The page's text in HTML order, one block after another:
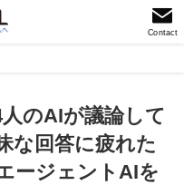
Contact
のAIが議論して
な回答に疲れた
ージェントAIを